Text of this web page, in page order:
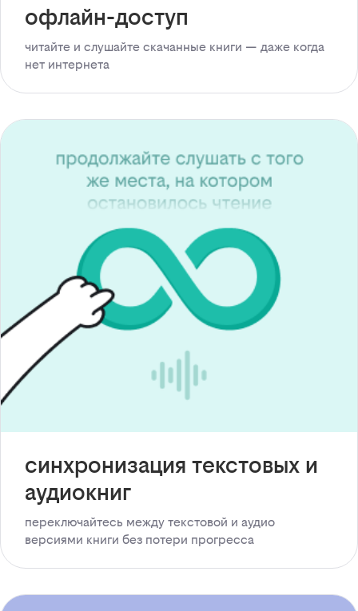
офлайн-доступ
читайте и слушайте скачанные книги — даже когда
нет интернета
синхронизация текстовых и
аудиокниг
переключайтесь между текстовой и аудио
версиями книги без потери прогресса